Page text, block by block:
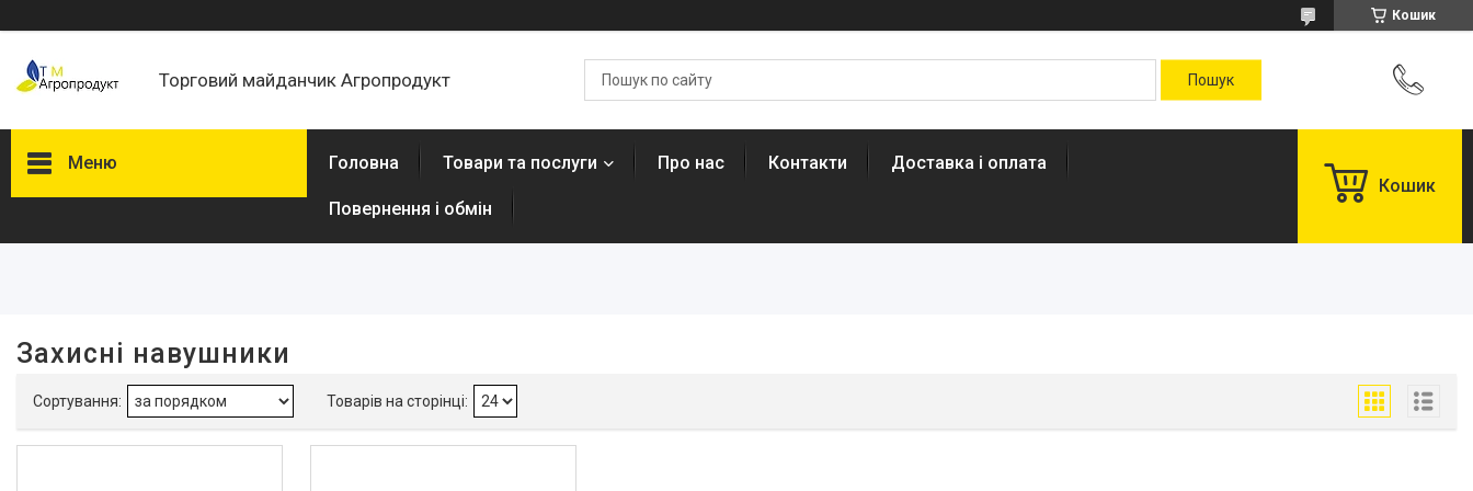
Кошик
Торговий майданчик Агропродукт
Меню
Так 2
Виробник
Головна Товари та послуги Про нас Контакти Доставка і оплата
Повернення і обмін
Кошик
Захисні навушники